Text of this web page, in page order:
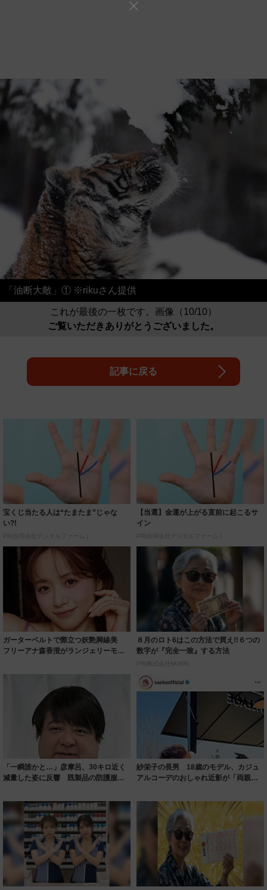
「油断大敵」① ※rikuさん提供
これが最後の一枚です。画像（10/10）
ご覧いただきありがとうございました。
記事に戻る
宝くじ当たる人は“たまたま”じゃな
い?!
PR(合同会社デジタルファーム )
【当選】金運が上がる直前に起こるサ
イン
PR(合同会社デジタルファーム )
ガーターベルトで際立つ妖艶脚線美
フリーアナ森香澄がランジェリーモデ
８月のロト6はこの方法で買え!!６つの
数字が『完全一致』する方法
PR(株式会社MURA)
「一瞬誰かと…」彦摩呂、30キロ近く
減量した姿に反響 既製品の防護服が
紗栄子の長男 18歳のモデル、カジュ
アルコーデのおしゃれ近影が「両親の